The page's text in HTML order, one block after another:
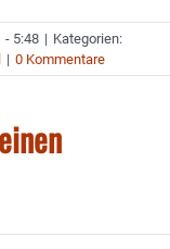
- 5:48 | Kategorien:
| 0 Kommentare